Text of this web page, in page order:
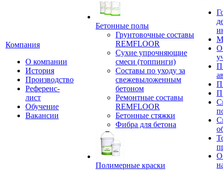
Компания
О компании
История
Производство
Референс-
лист
Обучение
Вакансии
Бетонные полы
Грунтовочные составы
REMFLOOR
Сухие упрочняющие
смеси (топпинги)
Составы по уходу за
свежевыложенным
бетоном
Ремонтные составы
REMFLOOR
Бетонные стяжки
Фибра для бетона
Полимерные краски